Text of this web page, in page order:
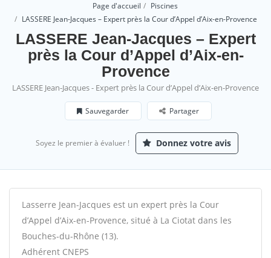
Page d'accueil
Piscines
LASSERE Jean-Jacques – Expert près la Cour d’Appel d’Aix-en-Provence
LASSERE Jean-Jacques – Expert
près la Cour d’Appel d’Aix-en-
Provence
LASSERE Jean-Jacques - Expert près la Cour d’Appel d’Aix-en-Provence
Sauvegarder Partager
Soyez le premier à évaluer ! Donnez votre avis
Lasserre Jean-Jacques est un expert près la Cour
d’Appel d’Aix-en-Provence, situé à La Ciotat dans les
Bouches-du-Rhône (13).
Adhérent CNEPS